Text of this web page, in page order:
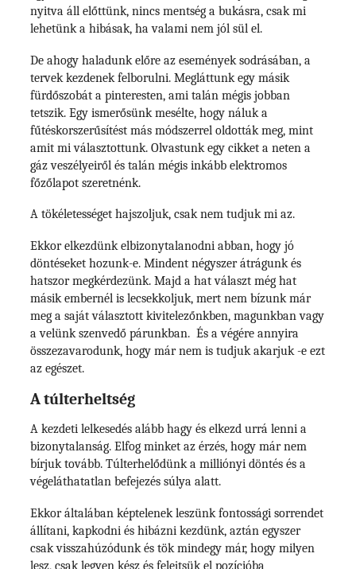
nyitva áll előttünk, nincs mentség a bukásra, csak mi
lehetünk a hibásak, ha valami nem jól sül el.
De ahogy haladunk előre az események sodrásában, a
tervek kezdenek felborulni. Megláttunk egy másik
fürdőszobát a pinteresten, ami talán mégis jobban
tetszik. Egy ismerősünk mesélte, hogy náluk a
fűtéskorszerűsítést más módszerrel oldották meg, mint
amit mi választottunk. Olvastunk egy cikket a neten a
gáz veszélyeiről és talán mégis inkább elektromos
főzőlapot szeretnénk.
A tökéletességet hajszoljuk, csak nem tudjuk mi az.
Ekkor elkezdünk elbizonytalanodni abban, hogy jó
döntéseket hozunk-e. Mindent négyszer átrágunk és
hatszor megkérdezünk. Majd a hat választ még hat
másik embernél is lecsekkoljuk, mert nem bízunk már
meg a saját választott kivitelezőnkben, magunkban vagy
a velünk szenvedő párunkban. És a végére annyira
összezavarodunk, hogy már nem is tudjuk akarjuk -e ezt
az egészet.
A túlterheltség
A kezdeti lelkesedés alább hagy és elkezd urrá lenni a
bizonytalanság. Elfog minket az érzés, hogy már nem
bírjuk tovább. Túlterhelődünk a milliónyi döntés és a
végeláthatatlan befejezés súlya alatt.
Ekkor általában képtelenek leszünk fontossági sorrendet
állítani, kapkodni és hibázni kezdünk, aztán egyszer
csak visszahúzódunk és tök mindegy már, hogy milyen
lesz, csak legyen kész és felejtsük el pozícióba